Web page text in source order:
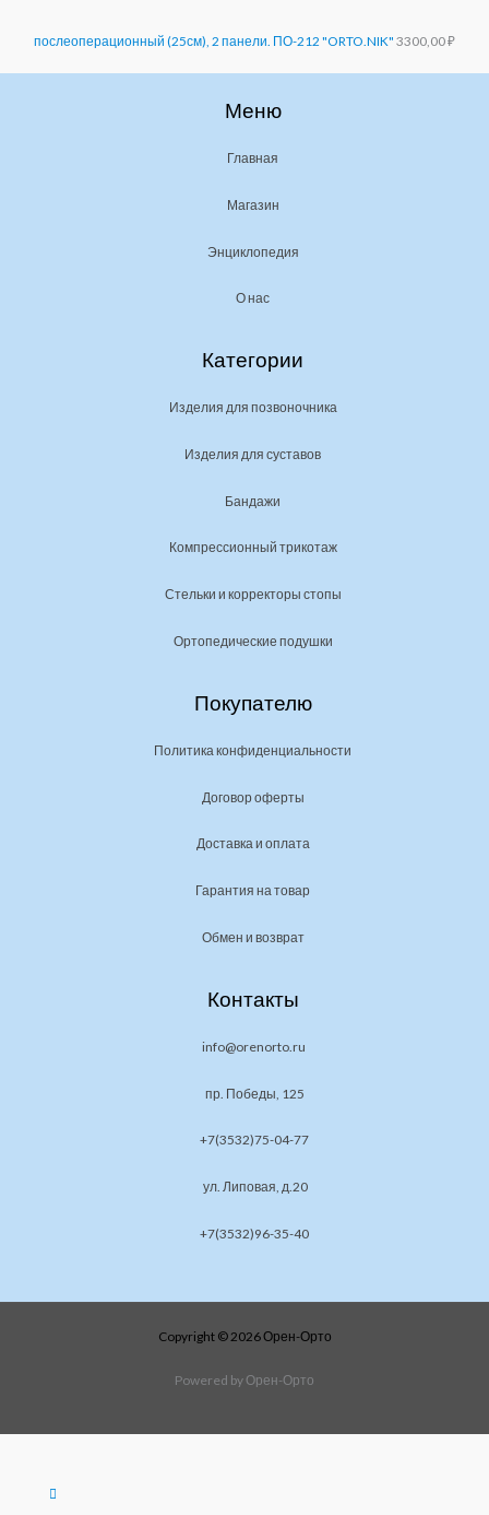
послеоперационный (25см), 2 панели. ПО-212 "ORTO.NIK" 3300,00₽
Меню
Главная
Магазин
Энциклопедия
О нас
Категории
Изделия для позвоночника
Изделия для суставов
Бандажи
Компрессионный трикотаж
Стельки и корректоры стопы
Ортопедические подушки
Покупателю
Политика конфиденциальности
Договор оферты
Доставка и оплата
Гарантия на товар
Обмен и возврат
Контакты
info@orenorto.ru
пр. Победы, 125
+7(3532)75-04-77
ул. Липовая, д.20
+7(3532)96-35-40
Copyright © 2026 Орен-Орто
Powered by Орен-Орто